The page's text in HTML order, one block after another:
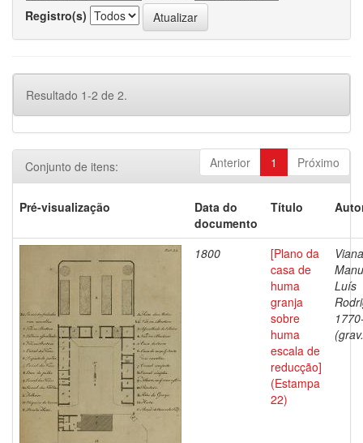
Registro(s)
Resultado 1-2 de 2.
Anterior 1 Próximo
Conjunto de itens:
Pré-visualização
Data do
documento
Título
1800
[Plano da
casa de
huma
granja
sobre
huma
escala de
reducção]
(Estampa
22)
Luís